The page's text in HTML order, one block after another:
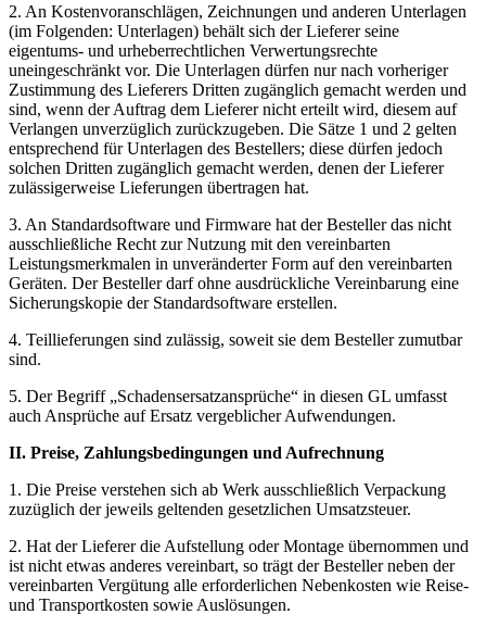
2. An Kostenvoranschlägen, Zeichnungen und anderen Unterlagen
(im Folgenden: Unterlagen) behält sich der Lieferer seine
eigentums- und urheberrechtlichen Verwertungsrechte
uneingeschränkt vor. Die Unterlagen dürfen nur nach vorheriger
Zustimmung des Lieferers Dritten zugänglich gemacht werden und
sind, wenn der Auftrag dem Lieferer nicht erteilt wird, diesem auf
Verlangen unverzüglich zurückzugeben. Die Sätze 1 und 2 gelten
entsprechend für Unterlagen des Bestellers; diese dürfen jedoch
solchen Dritten zugänglich gemacht werden, denen der Lieferer
zulässigerweise Lieferungen übertragen hat.
3. An Standardsoftware und Firmware hat der Besteller das nicht
ausschließliche Recht zur Nutzung mit den vereinbarten
Leistungsmerkmalen in unveränderter Form auf den vereinbarten
Geräten. Der Besteller darf ohne ausdrückliche Vereinbarung eine
Sicherungskopie der Standardsoftware erstellen.
4. Teillieferungen sind zulässig, soweit sie dem Besteller zumutbar
sind.
5. Der Begriff „Schadensersatzansprüche“ in diesen GL umfasst
auch Ansprüche auf Ersatz vergeblicher Aufwendungen.
II. Preise, Zahlungsbedingungen und Aufrechnung
1. Die Preise verstehen sich ab Werk ausschließlich Verpackung
zuzüglich der jeweils geltenden gesetzlichen Umsatzsteuer.
2. Hat der Lieferer die Aufstellung oder Montage übernommen und
ist nicht etwas anderes vereinbart, so trägt der Besteller neben der
vereinbarten Vergütung alle erforderlichen Nebenkosten wie Reise-
und Transportkosten sowie Auslösungen.